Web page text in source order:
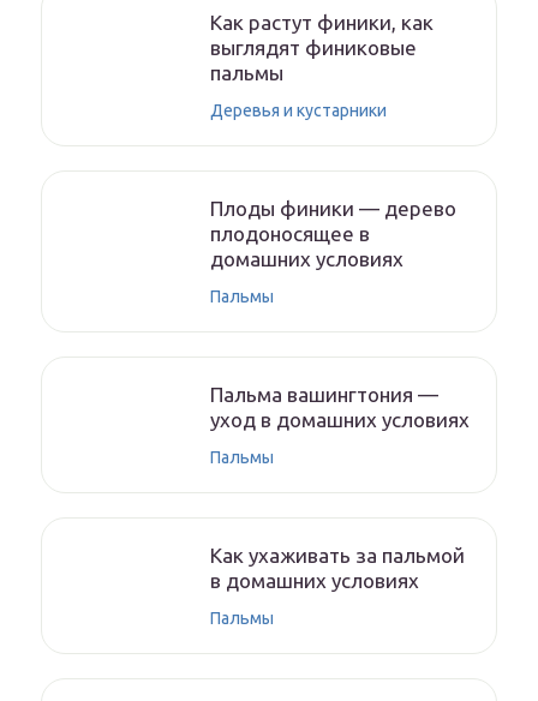
Как растут финики, как
выглядят финиковые
пальмы
Деревья и кустарники
Плоды финики — дерево
плодоносящее в
домашних условиях
Пальмы
Пальма вашингтония —
уход в домашних условиях
Пальмы
Как ухаживать за пальмой
в домашних условиях
Пальмы